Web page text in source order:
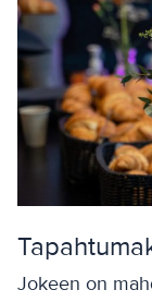
Jokeen on